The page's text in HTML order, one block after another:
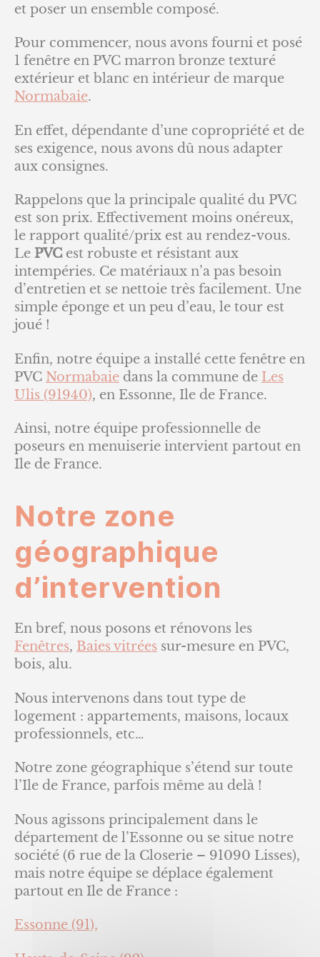
et poser un ensemble composé.
Pour commencer, nous avons fourni et posé
1 fenêtre en PVC marron bronze texturé
extérieur et blanc en intérieur de marque
Normabaie.
En effet, dépendante d’une copropriété et de
ses exigence, nous avons dû nous adapter
aux consignes.
Rappelons que la principale qualité du PVC
est son prix. Effectivement moins onéreux,
le rapport qualité/prix est au rendez-vous.
Le PVC est robuste et résistant aux
intempéries. Ce matériaux n’a pas besoin
d’entretien et se nettoie très facilement. Une
simple éponge et un peu d’eau, le tour est
joué !
Enfin, notre équipe a installé cette fenêtre en
PVC Normabaie dans la commune de Les
Ulis (91940), en Essonne, Ile de France.
Ainsi, notre équipe professionnelle de
poseurs en menuiserie intervient partout en
Ile de France.
Notre zone
géographique
d’intervention
En bref, nous posons et rénovons les
Fenêtres, Baies vitrées sur-mesure en PVC,
bois, alu.
Nous intervenons dans tout type de
logement : appartements, maisons, locaux
professionnels, etc…
Notre zone géographique s’étend sur toute
l’Ile de France, parfois même au delà !
Nous agissons principalement dans le
département de l’Essonne ou se situe notre
société (6 rue de la Closerie – 91090 Lisses),
mais notre équipe se déplace également
partout en Ile de France :
Essonne (91),